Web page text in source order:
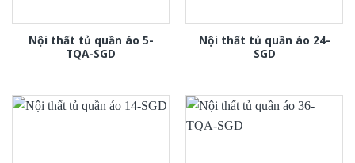
Nội thất tủ quần áo 5-
TQA-SGD
Nội thất tủ quần áo 24-
SGD